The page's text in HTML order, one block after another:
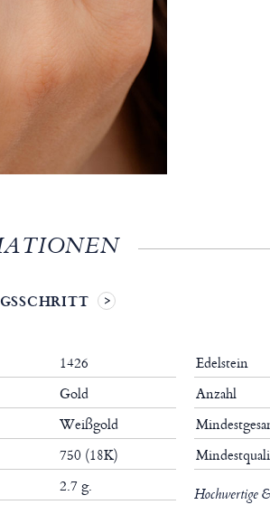
1426
Gold
Weißgold
750 (18K)
2.7 g.
Edelstein
Anzahl
Hochwertige